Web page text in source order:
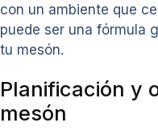
con un ambiente que
puede ser una fórmula
tu mesón.
Planificación y
mesón